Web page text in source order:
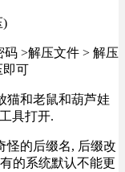
)
>解压文件 > 解压
可
猫和老鼠和葫芦娃
具打开.
怪的后缀名, 后缀改
的系统默认不能更